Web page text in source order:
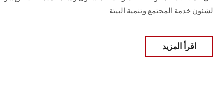
لشئون خدمة المجتمع وتنمية البيئة
اقرأ المزيد